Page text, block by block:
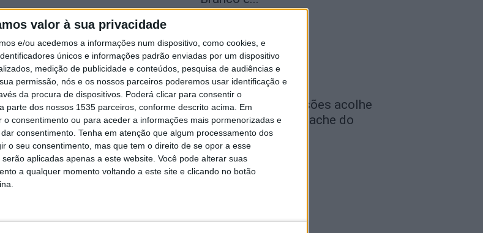
valor à sua privacidade
e/ou acedemos a informações num dispositivo, como cookies, e
únicos e informações padrão enviadas por um dispositivo
medição de publicidade e conteúdos, pesquisa de audiências e
permissão, nós e os nossos parceiros poderemos usar identificação e
da procura de dispositivos. Poderá clicar para consentir o
parte dos nossos 1535 parceiros, conforme descrito acima. Em
consentimento ou para aceder a informações mais pormenorizadas e
consentimento. Tenha em atenção que algum processamento dos
o seu consentimento, mas que tem o direito de se opor a esse
aplicadas apenas a este website. Você pode alterar suas
a qualquer momento voltando a este site e clicando no botão
de posse acontece na sequência da
foi aprovado o Relatório de Contas
Seminário das Missões acolhe
Feira Anual de Cernache do
Bonjardim
5 de Agosto, 2026